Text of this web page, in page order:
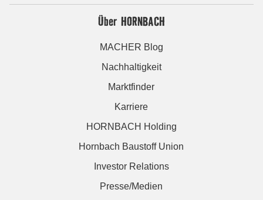
Über HORNBACH
MACHER Blog
Nachhaltigkeit
Marktfinder
Karriere
HORNBACH Holding
Hornbach Baustoff Union
Investor Relations
Presse/Medien